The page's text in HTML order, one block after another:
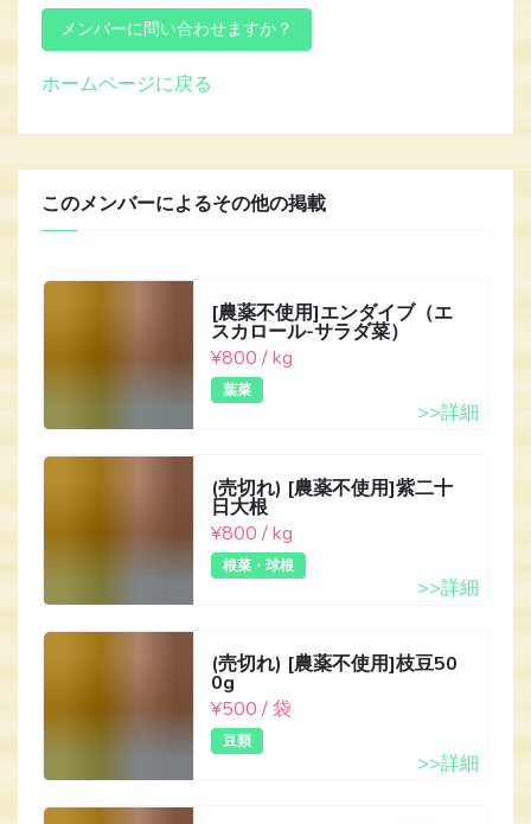
ホームページに戻る
このメンバーによるその他の掲載
[農薬不使用]エンダイブ（エ
スカロール-サラダ菜）
¥800 / kg
葉菜
>>詳細
(売切れ) [農薬不使用]紫二十
日大根
¥800 / kg
根菜・球根
>>詳細
(売切れ) [農薬不使用]枝豆50
0g
¥500 / 袋
豆類
>>詳細